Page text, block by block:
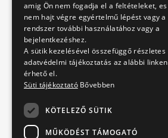
amig Ön nem fogadja el a feltételeket, es
nem hajt végre egyértelmű lépést vagy a
rendszer további használatához vagy a
bejelentkezéshez.
A sütik kezelésével összefüggő részletes
adatvédelmi tájékoztatás az alábbi linken
érhető el.
Süti tájékoztató Bővebben
KÖTELEZŐ SÜTIK
MŰKÖDÉST TÁMOGATÓ